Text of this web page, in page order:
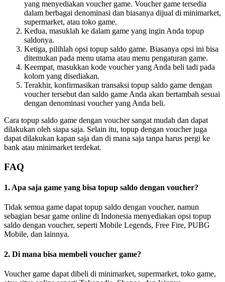
yang menyediakan voucher game. Voucher game tersedia
dalam berbagai denominasi dan biasanya dijual di minimarket,
supermarket, atau toko game.
Kedua, masuklah ke dalam game yang ingin Anda topup
saldonya.
Ketiga, pilihlah opsi topup saldo game. Biasanya opsi ini bisa
ditemukan pada menu utama atau menu pengaturan game.
Keempat, masukkan kode voucher yang Anda beli tadi pada
kolom yang disediakan.
Terakhir, konfirmasikan transaksi topup saldo game dengan
voucher tersebut dan saldo game Anda akan bertambah sesuai
dengan denominasi voucher yang Anda beli.
Cara topup saldo game dengan voucher sangat mudah dan dapat
dilakukan oleh siapa saja. Selain itu, topup dengan voucher juga
dapat dilakukan kapan saja dan di mana saja tanpa harus pergi ke
bank atau minimarket terdekat.
FAQ
1. Apa saja game yang bisa topup saldo dengan voucher?
Tidak semua game dapat topup saldo dengan voucher, namun
sebagian besar game online di Indonesia menyediakan opsi topup
saldo dengan voucher, seperti Mobile Legends, Free Fire, PUBG
Mobile, dan lainnya.
2. Di mana bisa membeli voucher game?
Voucher game dapat dibeli di minimarket, supermarket, toko game,